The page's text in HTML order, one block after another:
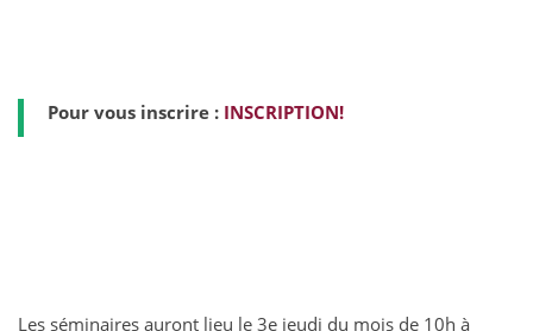
Pour vous inscrire : INSCRIPTION!
Les séminaires auront lieu le 3e jeudi du mois de 10h à